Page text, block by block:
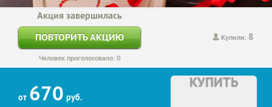
Купили: 8
Акция завершилась
ПОВТОРИТЬ АКЦИЮ
Человек проголосовало: 0
от 670 руб.
КУПИТЬ